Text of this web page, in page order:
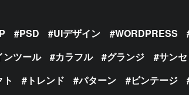
PSD UIデザイン WORDPRESS
ンツール カラフル グランジ サン
トレンド パターン ビンテージ